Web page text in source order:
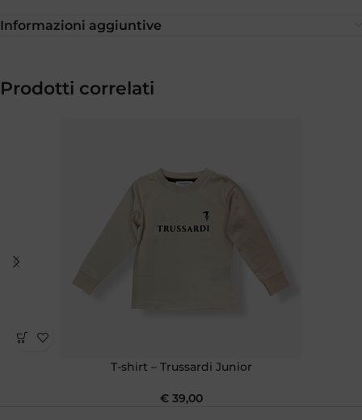
Informazioni aggiuntive
Prodotti correlati
T-shirt – Trussardi Junior
€39,00